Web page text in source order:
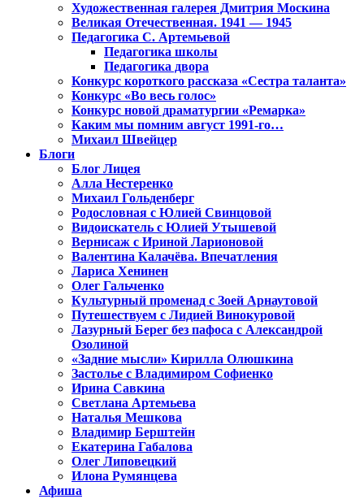
Художественная галерея Дмитрия Москина
Великая Отечественная. 1941 — 1945
Педагогика С. Артемьевой
Педагогика школы
Педагогика двора
Конкурс короткого рассказа «Сестра таланта»
Конкурс «Во весь голос»
Конкурс новой драматургии «Ремарка»
Каким мы помним август 1991-го…
Михаил Швейцер
Блоги
Блог Лицея
Алла Нестеренко
Михаил Гольденберг
Родословная с Юлией Свинцовой
Видоискатель с Юлией Утышевой
Вернисаж с Ириной Ларионовой
Валентина Калачёва. Впечатления
Лариса Хенинен
Олег Гальченко
Культурный променад с Зоей Арнаутовой
Путешествуем с Лидией Винокуровой
Лазурный Берег без пафоса с Александрой
Озолиной
«Задние мысли» Кирилла Олюшкина
Застолье с Владимиром Софиенко
Ирина Савкина
Светлана Артемьева
Наталья Мешкова
Владимир Берштейн
Екатерина Габалова
Олег Липовецкий
Илона Румянцева
Афиша